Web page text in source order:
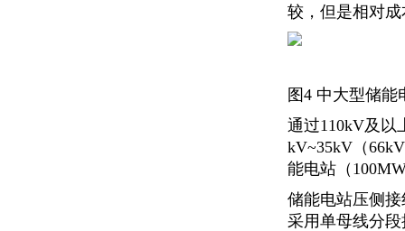
较，但是相对
图4 中大型储
通过110kV及以
kV~35kV（
能电站（
储能电站压侧
采用单母线分